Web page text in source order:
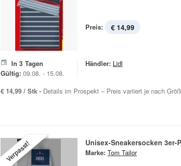
Preis: € 14,99
In 3 Tagen
Gültig: 09.08. - 15.08.
Händler: Lidl
€ 14,99 / Stk - Details im Prospekt – Preis variiert je nach
Verpasst! Unisex-Sneakersocken 3er-
Marke: Tom Tailor